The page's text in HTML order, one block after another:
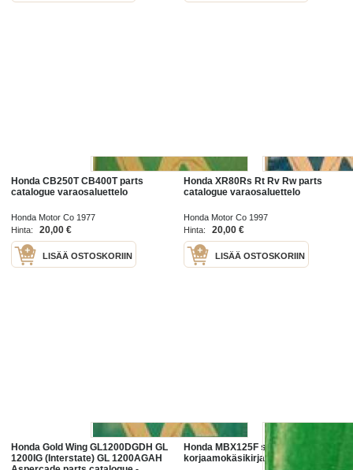
Honda CB250T CB400T parts
catalogue varaosaluettelo
Honda Motor Co 1977
Hinta:
20,00 €
LISÄÄ OSTOSKORIIN
Honda XR80Rs Rt Rv Rw parts
catalogue varaosaluettelo
Honda Motor Co 1997
Hinta:
20,00 €
LISÄÄ OSTOSKORIIN
Honda Gold Wing GL1200DGDH GL
1200IG (Interstate) GL 1200AGAH
Honda MBX125F shop manual
korjaamokäsikirja